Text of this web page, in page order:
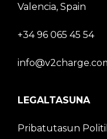
Valencia, Spain
+34 96 065 45 54
LEGALTASUNA
Pribatutasun